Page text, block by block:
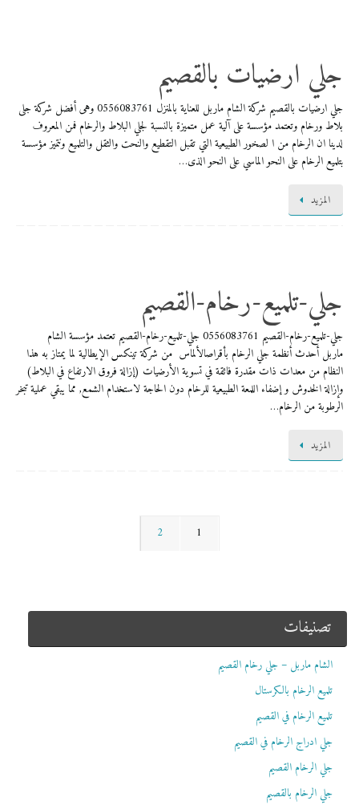
جلي ارضيات بالقصيم
جلي ارضيات بالقصيم شركة الشام ماربل للعناية بالمنزل 0556083761 وهى أفضل شركة جلى
بلاط ورخام وتعتمد مؤسسة على آلية عمل متميزة بالنسبة لجلي البلاط والرخام فمن المعروف
لدينا ان الرخام من ا لصخور الطبيعية التي تقبل التقطيع والنحت والثقل والتلميع ونتميز مؤسسة
بتلميع الرخام على النحو الماسي على النحو الذى…
المزيد
​جلي-تلميع-رخام-القصيم
​جلي-تلميع-رخام-القصيم 0556083761 ​جلي-تلميع-رخام-القصيم تعتمد مؤسسة الشام
ماربل أحدث أنظمة جلي الرخام بأقراصالألماس من شركة تينكس الإيطالية لما يمتاز به هذا
النظام من معدات ذات مقدرة فائقة في تسوية الأرضيات (إزالة فروق الارتفاع في البلاط)
وإزالة الخدوش و إضفاء اللمعة الطبيعية للرخام دون الحاجة لاستخدام الشمع, مما يبقي عملية تبخر
الرطوبة من الرخام…
المزيد
1
2
تصنيفات
الشام ماربل – جلي رخام القصيم
تلميع الرخام بالكرستال
تلميع الرخام في القصيم
جلي ادراج الرخام في القصيم
جلي الرخام القصيم
جلي الرخام بالقصيم